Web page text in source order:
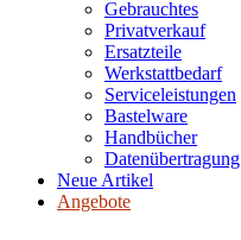
Gebrauchtes
Privatverkauf
Ersatzteile
Werkstattbedarf
Serviceleistungen
Bastelware
Handbücher
Datenübertragung
Neue Artikel
Angebote